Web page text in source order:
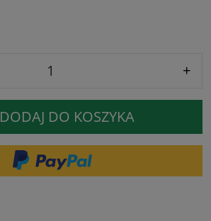
+
DODAJ DO KOSZYKA